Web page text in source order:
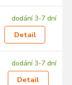
dodání 3-7 dní
Detail
dodání 3-7 dní
Detail